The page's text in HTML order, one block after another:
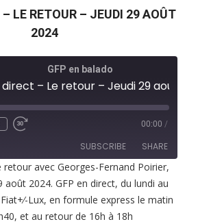
n
– LE RETOUR – JEUDI 29 AOÛT
2024
GFP en balado
00:00 /
SUBSCRIBE SHARE
retour avec Georges-Fernand Poirier,
2024. GFP en direct, du lundi au
Lux, en formule express le matin
et au retour de 16h à 18h